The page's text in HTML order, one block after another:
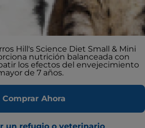
Hill's Science Diet Small & Mini
nutrición balanceada con
los efectos del envejecimiento
de 7 años.
Comprar Ahora